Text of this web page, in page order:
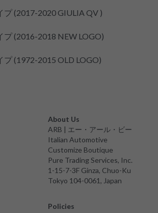
プ (2017-2020 GIULIA QV )
プ (2016-2018 NEW LOGO)
プ (1972-2015 OLD LOGO)
About Us
ARB | エー・アール・ビー
Italian Automotive
Customize Boutique
Pure Trading Services, Inc.
1-15-7-3F Ginza, Chuo-Ku
Tokyo 104-0061, Japan
Policies